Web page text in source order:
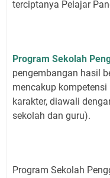
terciptanya Pelajar
Program Sekolah
pengembangan hasil
mencakup kompetensi
karakter, diawali
sekolah dan guru).
Program Sekolah